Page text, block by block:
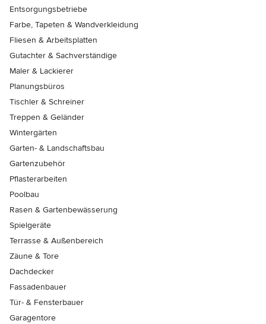
Entsorgungsbetriebe
Farbe, Tapeten & Wandverkleidung
Fliesen & Arbeitsplatten
Gutachter & Sachverständige
Maler & Lackierer
Planungsbüros
Tischler & Schreiner
Treppen & Geländer
Wintergärten
Garten- & Landschaftsbau
Gartenzubehör
Pflasterarbeiten
Poolbau
Rasen & Gartenbewässerung
Spielgeräte
Terrasse & Außenbereich
Zäune & Tore
Dachdecker
Fassadenbauer
Tür- & Fensterbauer
Garagentore